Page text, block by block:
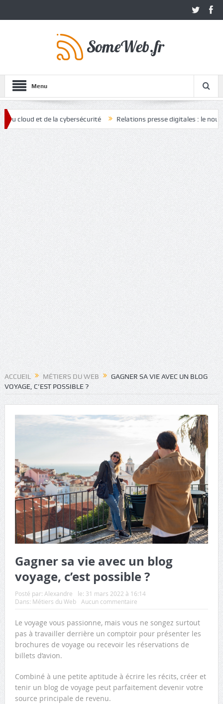
Menu
et de la cybersécurité Relations presse digitales : le nouvel atout
ACCUEIL MÉTIERS DU WEB
GAGNER SA VIE AVEC UN BLOG
VOYAGE, C’EST POSSIBLE ?
Gagner sa vie avec un blog
voyage, c’est possible ?
Posté par: Alexandre le: 31 mars 2022 à 16:14
Dans: Métiers du Web Aucun commentaire
Le voyage vous passionne, mais vous ne songez surtout
pas à travailler derrière un comptoir pour présenter les
brochures de voyage ou recevoir les réservations de
billets d’avion.
Combiné à une petite aptitude à écrire les récits, créer et
tenir un blog de voyage peut parfaitement devenir votre
source principale de revenu.